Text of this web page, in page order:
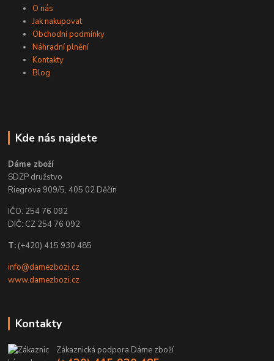
O nás
Jak nakupovat
Obchodní podmínky
Náhradní plnění
Kontakty
Blog
Kde nás najdete
Dáme zboží
SDZP družstvo
Riegrova 909/5, 405 02 Děčín
IČO: 254 76 092
DIČ: CZ 254 76 092
T: (+420) 415 930 485
info@damezbozi.cz
www.damezbozi.cz
Kontakty
Zákaznická podpora Dáme zboží